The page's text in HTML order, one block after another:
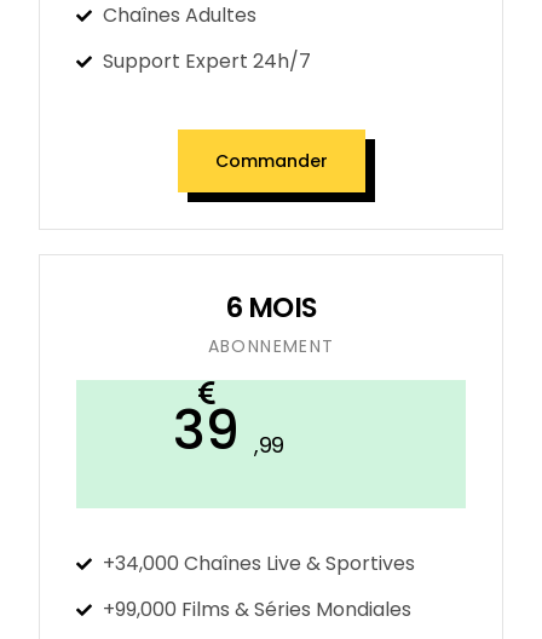
Chaînes Adultes
Support Expert 24h/7
Commander
6 MOIS
ABONNEMENT​
39 ,99
+34,000 Chaînes Live & Sportives
+99,000 Films & Séries Mondiales